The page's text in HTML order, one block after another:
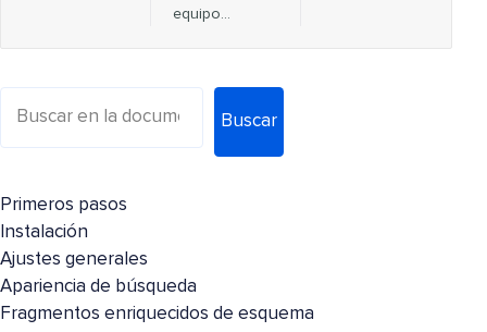
equipo…
Buscar
Primeros pasos
Instalación
Ajustes generales
Apariencia de búsqueda
Fragmentos enriquecidos de esquema